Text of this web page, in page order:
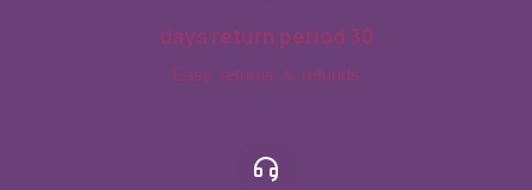
30 days return period
Easy returns & refunds